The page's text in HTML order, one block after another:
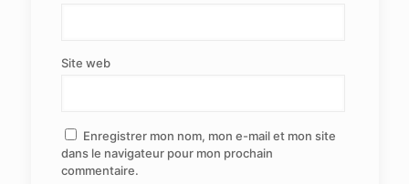
Site web
Enregistrer mon nom, mon e-mail et mon site
dans le navigateur pour mon prochain
commentaire.